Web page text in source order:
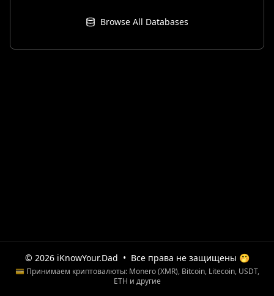
Browse All Databases
© 2026 iKnowYour.Dad • Все права не защищены 🤭
💳 Принимаем криптовалюты: Monero (XMR), Bitcoin, Litecoin, USDT,
ETH и другие